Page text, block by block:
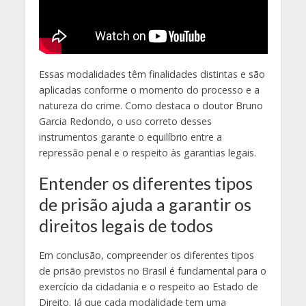
Essas modalidades têm finalidades distintas e são
aplicadas conforme o momento do processo e a
natureza do crime. Como destaca o doutor Bruno
Garcia Redondo, o uso correto desses
instrumentos garante o equilíbrio entre a
repressão penal e o respeito às garantias legais.
Entender os diferentes tipos
de prisão ajuda a garantir os
direitos legais de todos
Em conclusão, compreender os diferentes tipos
de prisão previstos no Brasil é fundamental para o
exercício da cidadania e o respeito ao Estado de
Direito. Já que cada modalidade tem uma